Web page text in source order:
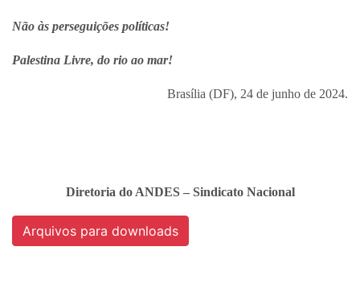
Não às perseguições políticas!
Palestina Livre, do rio ao mar!
Brasília (DF), 24 de junho de 2024.
Diretoria do ANDES – Sindicato Nacional
Arquivos para downloads